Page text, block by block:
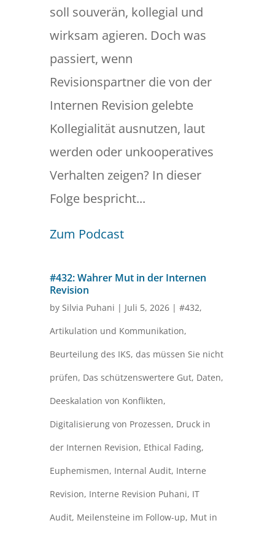
soll souverän, kollegial und
wirksam agieren. Doch was
passiert, wenn
Revisionspartner die von der
Internen Revision gelebte
Kollegialität ausnutzen, laut
werden oder unkooperatives
Verhalten zeigen? In dieser
Folge bespricht...
Zum Podcast
#432: Wahrer Mut in der Internen
Revision
by Silvia Puhani | Juli 5, 2026| #432,
Artikulation und Kommunikation,
Beurteilung des IKS, das müssen Sie nicht
prüfen, Das schützenswertere Gut, Daten,
Deeskalation von Konflikten,
Digitalisierung von Prozessen, Druck in
der Internen Revision, Ethical Fading,
Euphemismen, Internal Audit, Interne
Revision, Interne Revision Puhani, IT
Audit, Meilensteine im Follow-up, Mut in